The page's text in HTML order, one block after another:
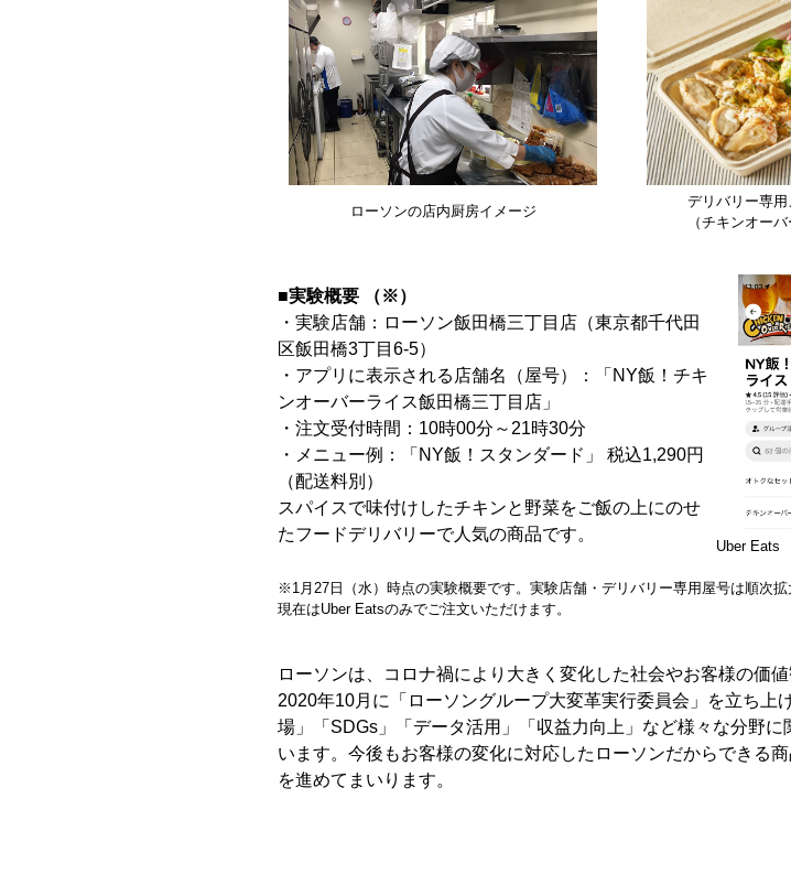
ローソンの店内厨房イメージ
デリバリー専用
（チキンオーバ
■実験概要 （※）
・実験店舗：ローソン飯田橋三丁目店（東京都千代田
区飯田橋3丁目6-5）
・アプリに表示される店舗名（屋号）：「NY飯！チキ
ンオーバーライス飯田橋三丁目店」
・注文受付時間：10時00分～21時30分
・メニュー例：「NY飯！スタンダード」 税込1,290円
（配送料別）
スパイスで味付けしたチキンと野菜をご飯の上にのせ
たフードデリバリーで人気の商品です。
Uber Eats
※1月27日（水）時点の実験概要です。実験店舗・デリバリー専用屋号は順次拡
現在はUber Eatsのみでご注文いただけます。
ローソンは、コロナ禍により大きく変化した社会やお客様の価値
2020年10月に「ローソングループ大変革実行委員会」を立ち上
場」「SDGs」「データ活用」「収益力向上」など様々な分野に
います。今後もお客様の変化に対応したローソンだからできる
を進めてまいります。